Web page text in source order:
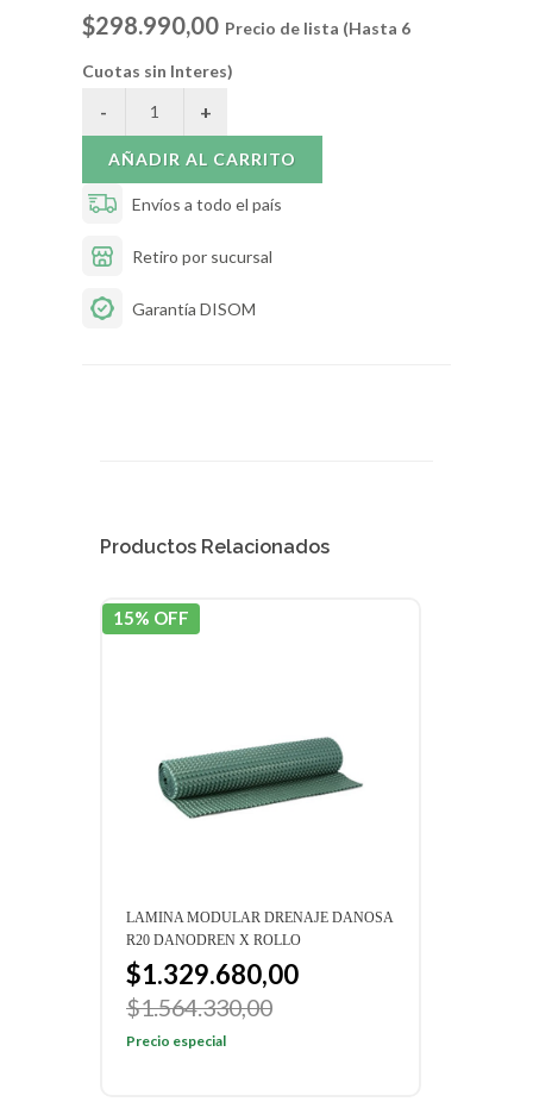
$298.990,00 Precio de lista (Hasta 6
Cuotas sin Interes)
AÑADIR AL CARRITO
Envíos a todo el país
Retiro por sucursal
Garantía DISOM
Productos Relacionados
15% OFF
LAMINA MODULAR DRENAJE DANOSA
R20 DANODREN X ROLLO
$1.329.680,00
$1.564.330,00
Precio especial